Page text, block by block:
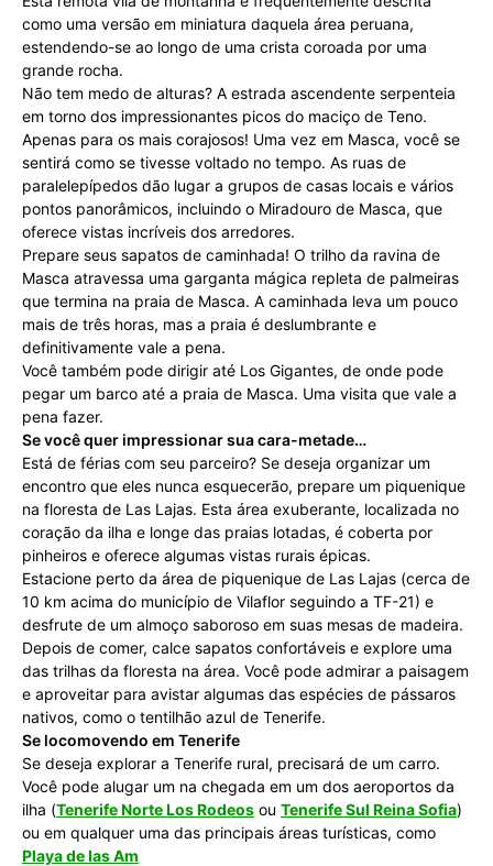
como uma versão em miniatura daquela área peruana,
estendendo-se ao longo de uma crista coroada por uma
grande rocha.
Não tem medo de alturas? A estrada ascendente serpenteia
em torno dos impressionantes picos do maciço de Teno.
Apenas para os mais corajosos! Uma vez em Masca, você se
sentirá como se tivesse voltado no tempo. As ruas de
paralelepípedos dão lugar a grupos de casas locais e vários
pontos panorâmicos, incluindo o Miradouro de Masca, que
oferece vistas incríveis dos arredores.
Prepare seus sapatos de caminhada! O trilho da ravina de
Masca atravessa uma garganta mágica repleta de palmeiras
que termina na praia de Masca. A caminhada leva um pouco
mais de três horas, mas a praia é deslumbrante e
definitivamente vale a pena.
Você também pode dirigir até Los Gigantes, de onde pode
pegar um barco até a praia de Masca. Uma visita que vale a
pena fazer.
Se você quer impressionar sua cara-metade…
Está de férias com seu parceiro? Se deseja organizar um
encontro que eles nunca esquecerão, prepare um piquenique
na floresta de Las Lajas. Esta área exuberante, localizada no
coração da ilha e longe das praias lotadas, é coberta por
pinheiros e oferece algumas vistas rurais épicas.
Estacione perto da área de piquenique de Las Lajas (cerca de
10 km acima do município de Vilaflor seguindo a TF-21) e
desfrute de um almoço saboroso em suas mesas de madeira.
Depois de comer, calce sapatos confortáveis e explore uma
das trilhas da floresta na área. Você pode admirar a paisagem
e aproveitar para avistar algumas das espécies de pássaros
nativos, como o tentilhão azul de Tenerife.
Se locomovendo em Tenerife
Se deseja explorar a Tenerife rural, precisará de um carro.
Você pode alugar um na chegada em um dos aeroportos da
ilha (Tenerife Norte Los Rodeos ou Tenerife Sul Reina Sofia)
ou em qualquer uma das principais áreas turísticas, como
Playa de las Am